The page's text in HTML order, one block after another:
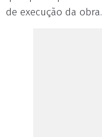
de execução da obra.